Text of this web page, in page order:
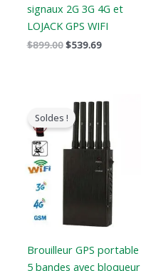
signaux 2G 3G 4G et
LOJACK GPS WIFI
$899.00$539.69
Soldes !
Brouilleur GPS portable
5 bandes avec bloqueur
Le
prix
original
était
:
$466.00.
Le
prix
actuel
est
:
$288.99.